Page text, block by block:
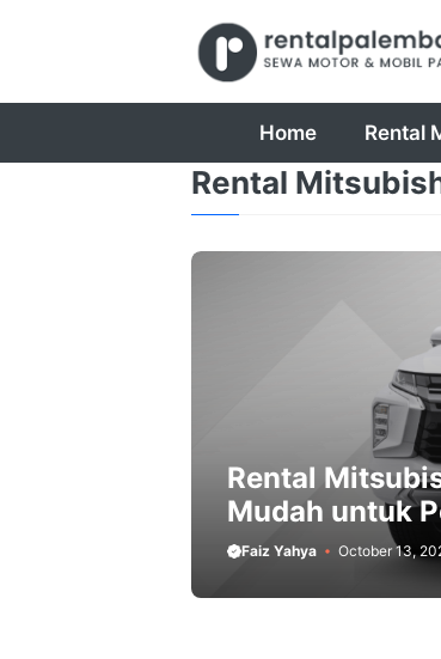
Home Rental
Rental
Rental
Mudah untuk
Faiz Yahya October 13,